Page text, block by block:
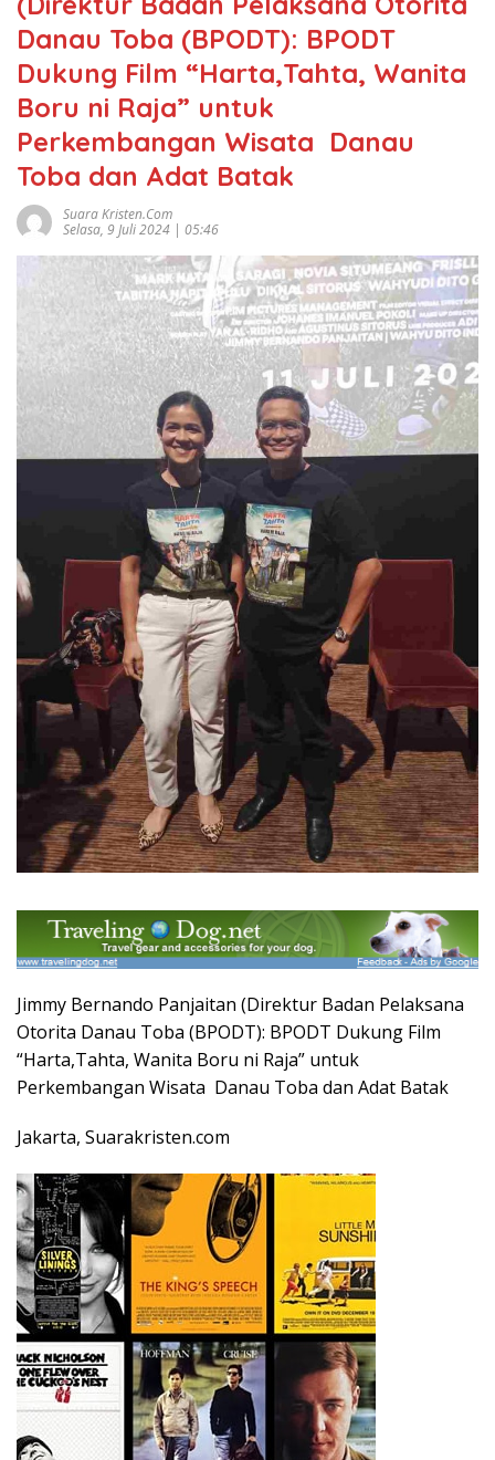
Danau Toba (BPODT): BPODT
Dukung Film “Harta,Tahta, Wanita
Boru ni Raja” untuk
Perkembangan Wisata Danau
Toba dan Adat Batak
Suara Kristen.com
Selasa, 9 Juli 2024 | 05:46
Jimmy Bernando Panjaitan (Direktur Badan Pelaksana
Otorita Danau Toba (BPODT): BPODT Dukung Film
“Harta,Tahta, Wanita Boru ni Raja” untuk
Perkembangan Wisata Danau Toba dan Adat Batak
Jakarta, Suarakristen.com